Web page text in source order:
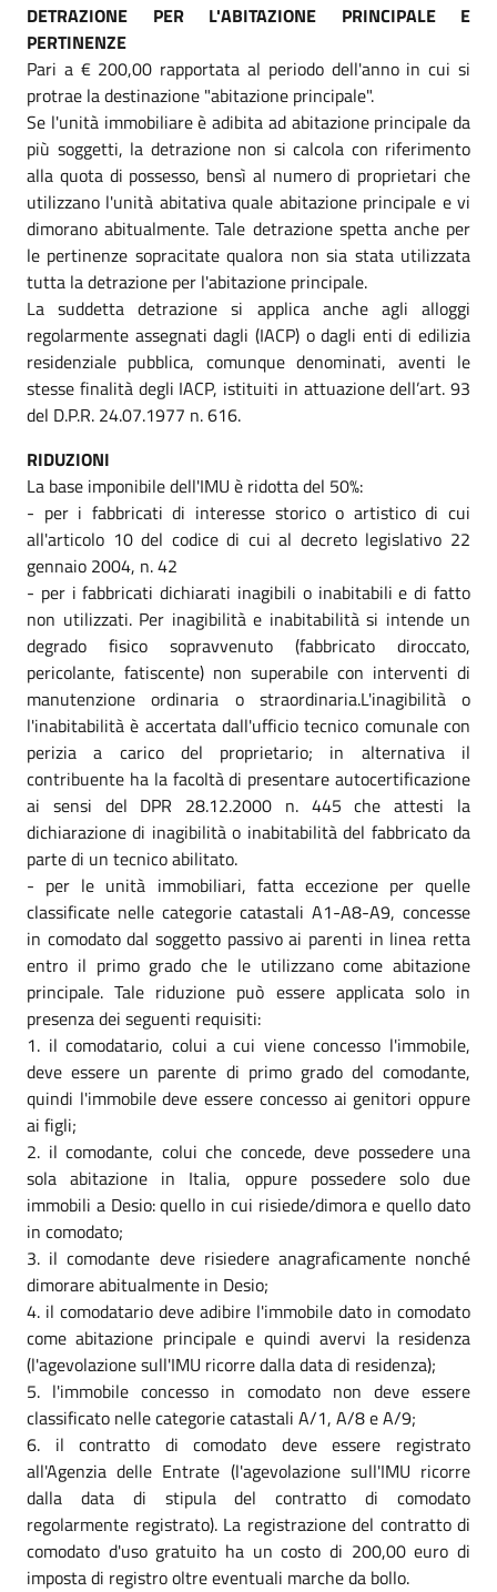
DETRAZIONE PER L'ABITAZIONE PRINCIPALE E
PERTINENZE
Pari a € 200,00 rapportata al periodo dell'anno in cui si
protrae la destinazione "abitazione principale".
Se l'unità immobiliare è adibita ad abitazione principale da
più soggetti, la detrazione non si calcola con riferimento
alla quota di possesso, bensì al numero di proprietari che
utilizzano l'unità abitativa quale abitazione principale e vi
dimorano abitualmente. Tale detrazione spetta anche per
le pertinenze sopracitate qualora non sia stata utilizzata
tutta la detrazione per l'abitazione principale.
La suddetta detrazione si applica anche agli alloggi
regolarmente assegnati dagli (IACP) o dagli enti di edilizia
residenziale pubblica, comunque denominati, aventi le
stesse finalità degli IACP, istituiti in attuazione dell’art. 93
del D.P.R. 24.07.1977 n. 616.
RIDUZIONI
La base imponibile dell'IMU è ridotta del 50%:
- per i fabbricati di interesse storico o artistico di cui
all'articolo 10 del codice di cui al decreto legislativo 22
gennaio 2004, n. 42
- per i fabbricati dichiarati inagibili o inabitabili e di fatto
non utilizzati. Per inagibilità e inabitabilità si intende un
degrado fisico sopravvenuto (fabbricato diroccato,
pericolante, fatiscente) non superabile con interventi di
manutenzione ordinaria o straordinaria.L'inagibilità o
l'inabitabilità è accertata dall'ufficio tecnico comunale con
perizia a carico del proprietario; in alternativa il
contribuente ha la facoltà di presentare autocertificazione
ai sensi del DPR 28.12.2000 n. 445 che attesti la
dichiarazione di inagibilità o inabitabilità del fabbricato da
parte di un tecnico abilitato.
- per le unità immobiliari, fatta eccezione per quelle
classificate nelle categorie catastali A1-A8-A9, concesse
in comodato dal soggetto passivo ai parenti in linea retta
entro il primo grado che le utilizzano come abitazione
principale. Tale riduzione può essere applicata solo in
presenza dei seguenti requisiti:
1. il comodatario, colui a cui viene concesso l'immobile,
deve essere un parente di primo grado del comodante,
quindi l'immobile deve essere concesso ai genitori oppure
ai figli;
2. il comodante, colui che concede, deve possedere una
sola abitazione in Italia, oppure possedere solo due
immobili a Desio: quello in cui risiede/dimora e quello dato
in comodato;
3. il comodante deve risiedere anagraficamente nonché
dimorare abitualmente in Desio;
4. il comodatario deve adibire l'immobile dato in comodato
come abitazione principale e quindi avervi la residenza
(l'agevolazione sull'IMU ricorre dalla data di residenza);
5. l'immobile concesso in comodato non deve essere
classificato nelle categorie catastali A/1, A/8 e A/9;
6. il contratto di comodato deve essere registrato
all'Agenzia delle Entrate (l'agevolazione sull'IMU ricorre
dalla data di stipula del contratto di comodato
regolarmente registrato). La registrazione del contratto di
comodato d'uso gratuito ha un costo di 200,00 euro di
imposta di registro oltre eventuali marche da bollo.